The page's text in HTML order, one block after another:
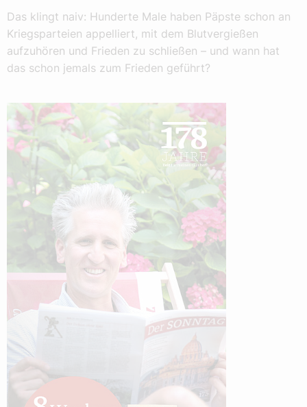
Das klingt naiv: Hunderte Male haben Päpste schon an
Kriegsparteien appelliert, mit dem Blutvergießen
aufzuhören und Frieden zu schließen – und wann hat
das schon jemals zum Frieden geführt?